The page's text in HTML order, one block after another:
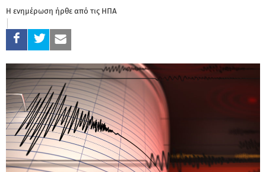
Η ενημέρωση ήρθε από τις ΗΠΑ